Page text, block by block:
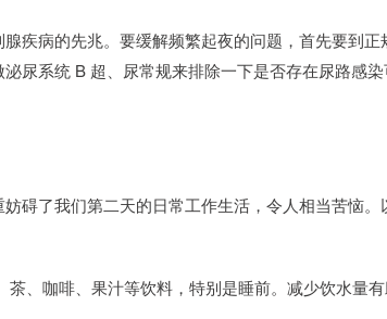
疾病的先兆。要缓解频繁起夜的问题，首先要到
尿系统 B 超、尿常规来排除一下是否存在尿路感
碍了我们第二天的日常工作生活，令人相当苦恼。
、咖啡、果汁等饮料，特别是睡前。减少饮水量有